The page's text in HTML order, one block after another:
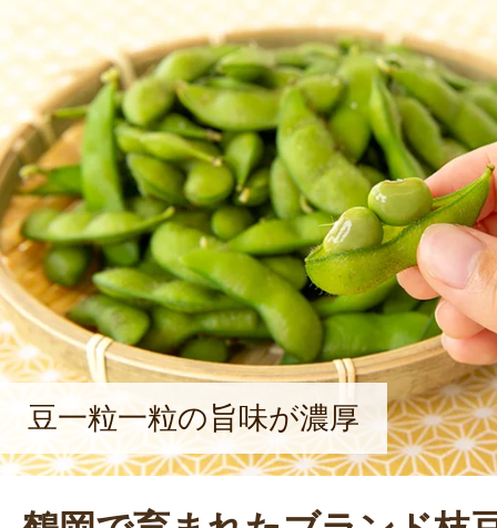
間、離れていたからこそ気付けた」
は、地元・鶴岡の自然の素晴らしさ
を存分に味わえる鶴岡の魅力を、こ
味しい野菜とともに、購入いただく
という熱い想いで、日々野菜作りに
年は、SNSでの発信や通販事業への
行なっている。
豆一粒一粒の旨味が濃厚